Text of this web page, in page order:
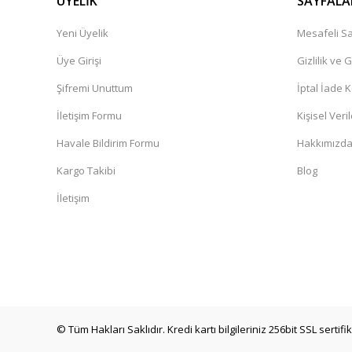
Yeni Üyelik
Üye Girişi
Şifremi Unuttum
İletişim Formu
Havale Bildirim Formu
Kargo Takibi
İletişim
Mesafeli
Gizlilik ve
İptal İade
Kişisel
Hakkımızda
Blog
© Tüm Hakları Saklıdır. Kredi kartı bilgileriniz 256bit SSL